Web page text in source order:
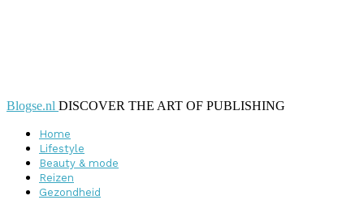
Blogse.nl DISCOVER THE ART OF PUBLISHING
Home
Lifestyle
Beauty & mode
Reizen
Gezondheid